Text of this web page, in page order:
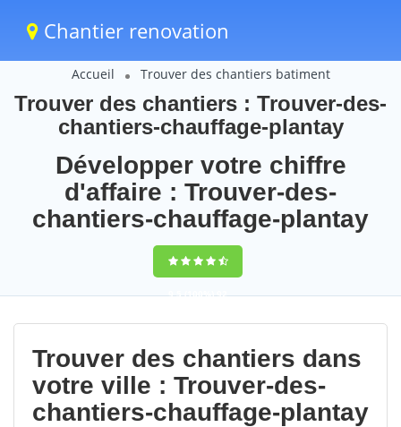
Chantier renovation
Accueil Trouver des chantiers batiment
Trouver des chantiers : Trouver-des-
chantiers-chauffage-plantay
Développer votre chiffre
d'affaire : Trouver-des-
chantiers-chauffage-plantay
9,5(100%)92
votes
Trouver des chantiers dans
votre ville : Trouver-des-
chantiers-chauffage-plantay